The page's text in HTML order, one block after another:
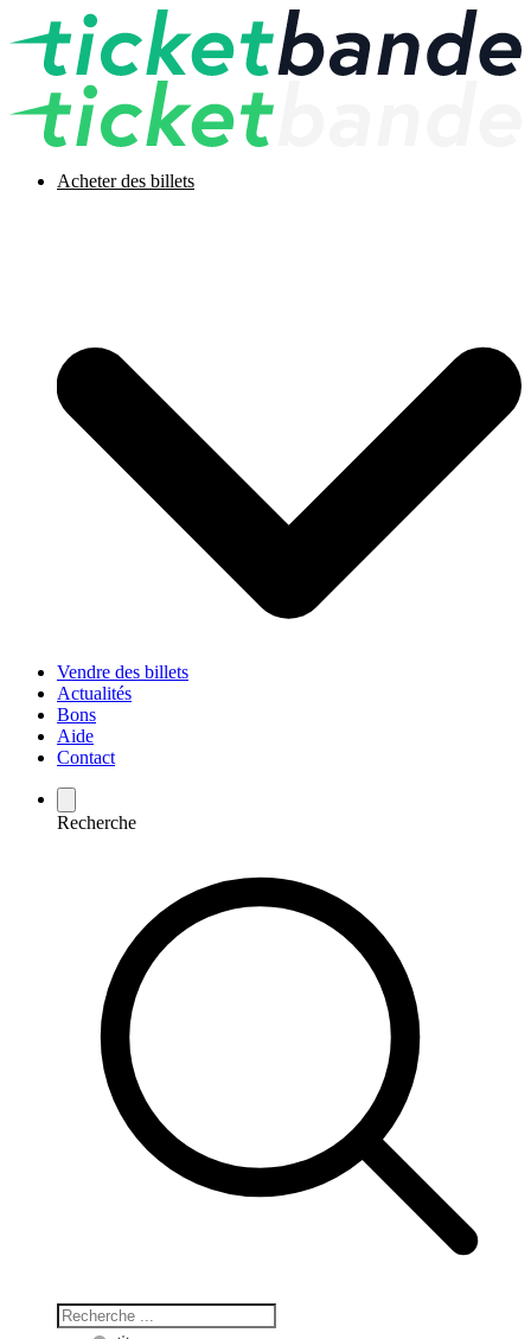
Acheter des billets
Vendre des billets
Actualités
Bons
Aide
Contact
Recherche